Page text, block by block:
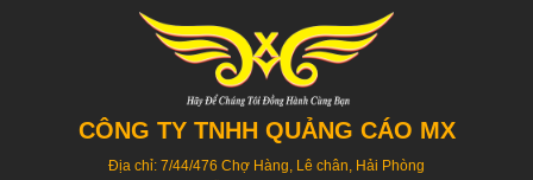
CÔNG TY TNHH QUẢNG CÁO MX
Địa chỉ: 7/44/476 Chợ Hàng, Lê chân, Hải Phòng